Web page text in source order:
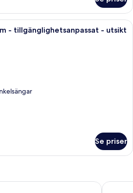
Ett hotellrum med två sängar, en TV,
- tillgänglighetsanpassat - utsikt
Se priser
Hotel